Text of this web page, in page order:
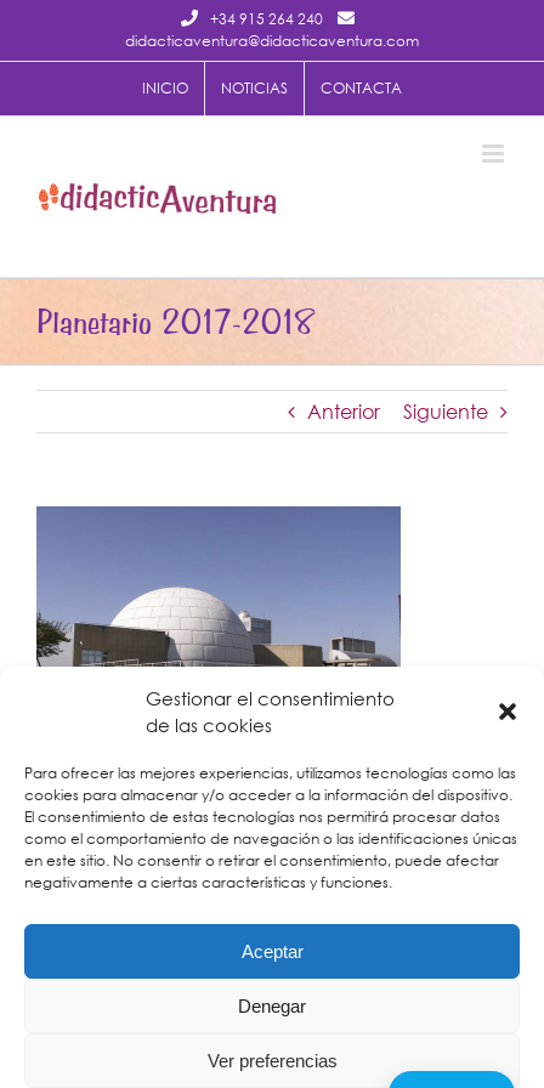
Gestionar el consentimiento
de las cookies
Para ofrecer las mejores experiencias, utilizamos tecnologías como las
cookies para almacenar y/o acceder a la información del dispositivo.
El consentimiento de estas tecnologías nos permitirá procesar datos
como el comportamiento de navegación o las identificaciones únicas
en este sitio. No consentir o retirar el consentimiento, puede afectar
negativamente a ciertas características y funciones.
Aceptar
Denegar
Ver preferencias
+34 915 264 240
didacticaventura@didacticaventura.com
INICIO NOTICIAS CONTACTA
Planetario 2017-2018
Anterior Siguiente
Excursión realizada para 58 alumnos de 3º de
primaria del colegio Atalaya en la disfrutamos de
la exposición y el audiovisual del Planetario.
Copyright © Didácticaventura |Contacto
de privacidad y Protección de datos